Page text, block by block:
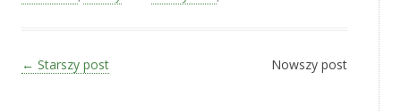
Zobacz wpisy
← Starszy post Nowszy post